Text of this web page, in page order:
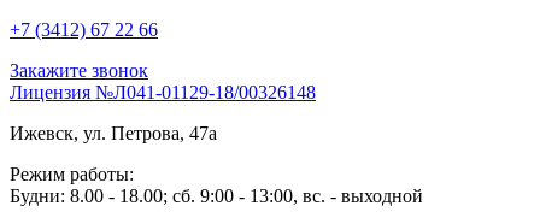
+7 (3412) 67 22 66
Закажите звонок
Лицензия №Л041-01129-18/00326148
Ижевск, ул. Петрова, 47а
Режим работы:
Будни: 8.00 - 18.00; сб. 9:00 - 13:00, вс. - выходной